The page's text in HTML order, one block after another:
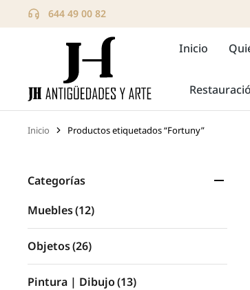
644 49 00 82
Inicio
Estás aquí:
Inicio Productos etiquetados “Fortuny”
Categorías
Muebles(12)
Objetos(26)
Pintura | Dibujo(13)